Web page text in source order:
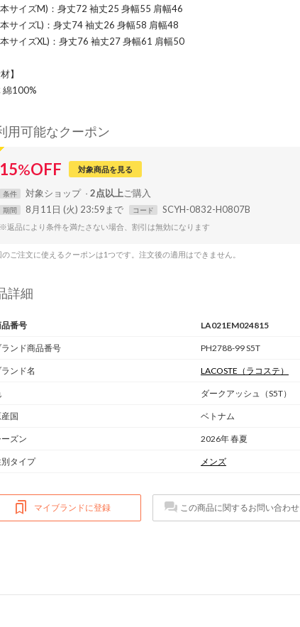
サイズM)：身丈72 袖丈25 身幅55 肩幅46
サイズL)：身丈74 袖丈26 身幅58 肩幅48
サイズXL)：身丈76 袖丈27 身幅61 肩幅50
】
綿100%
用可能なクーポン
15%OFF 対象商品を見る
条件 対象ショップ 2点以上
期間 8月11日 (火) 23:59まで コード SCYH-0832-H0807B
※返品により条件を満たさない場合、割引は無効になります
ご注文に使えるクーポンは1つです。注文後の適用はできません。
詳細
番号 LA021EM024815
ランド商品番号 PH2788-99 S5T
ランド名 LACOSTE （ラコステ）
ダークアッシュ（S5T）
産国 ベトナム
ーズン 2026年 春夏
タイプ メンズ
マイブランドに登録 この商品に関するお問い合わせ